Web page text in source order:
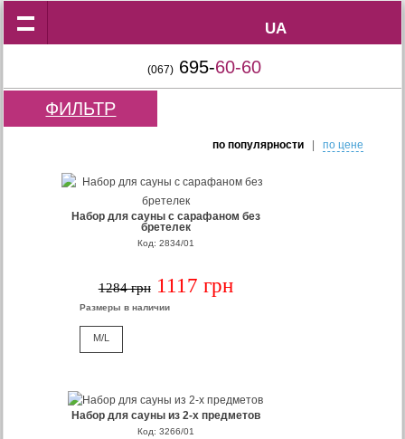
UA
UA
(067) 695-60-60
ФИЛЬТР
по популярности| по цене
Набор для сауны с сарафаном без
бретелек
Код: 2834/01
1284 грн 1117 грн
Размеры в наличии
M/L
Набор для сауны из 2-х предметов
Код: 3266/01